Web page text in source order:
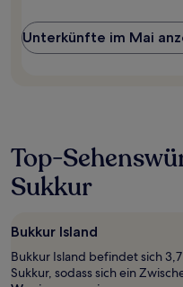
und
Verfügbarkeiten
Bedingungen
gelten.
Unterkünfte im Mai
Top-
Sukkur
Bukkur Island
Bukkur Island befindet sich
Sukkur, sodass sich ein